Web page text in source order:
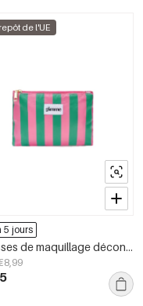
de l'UE
5 jours
Trousses de maquillage décontractées en polyester pour accessoires quotidiens